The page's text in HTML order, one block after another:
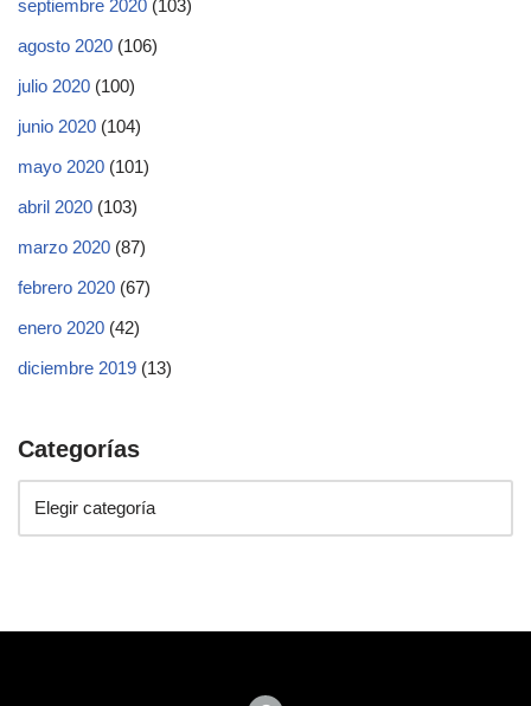
septiembre 2020 (103)
agosto 2020 (106)
julio 2020 (100)
junio 2020 (104)
mayo 2020 (101)
abril 2020 (103)
marzo 2020 (87)
febrero 2020 (67)
enero 2020 (42)
diciembre 2019 (13)
Categorías